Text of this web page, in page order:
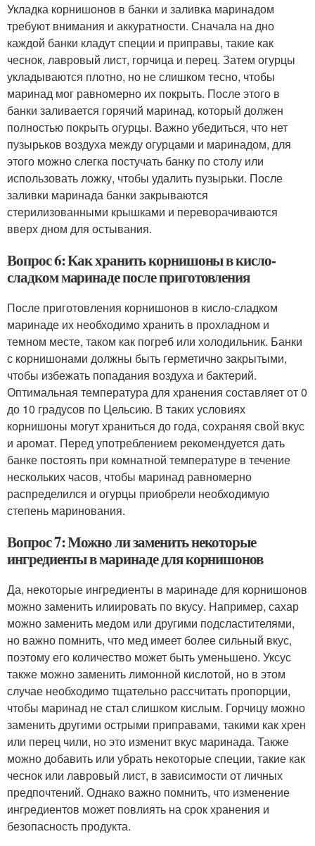
Укладка корнишонов в банки и заливка маринадом
требуют внимания и аккуратности. Сначала на дно
каждой банки кладут специи и приправы, такие как
чеснок, лавровый лист, горчица и перец. Затем огурцы
укладываются плотно, но не слишком тесно, чтобы
маринад мог равномерно их покрыть. После этого в
банки заливается горячий маринад, который должен
полностью покрыть огурцы. Важно убедиться, что нет
пузырьков воздуха между огурцами и маринадом, для
этого можно слегка постучать банку по столу или
использовать ложку, чтобы удалить пузырьки. После
заливки маринада банки закрываются
стерилизованными крышками и переворачиваются
вверх дном для остывания.
Вопрос 6: Как хранить корнишоны в кисло-
сладком маринаде после приготовления
После приготовления корнишонов в кисло-сладком
маринаде их необходимо хранить в прохладном и
темном месте, таком как погреб или холодильник. Банки
с корнишонами должны быть герметично закрытыми,
чтобы избежать попадания воздуха и бактерий.
Оптимальная температура для хранения составляет от 0
до 10 градусов по Цельсию. В таких условиях
корнишоны могут храниться до года, сохраняя свой вкус
и аромат. Перед употреблением рекомендуется дать
банке постоять при комнатной температуре в течение
нескольких часов, чтобы маринад равномерно
распределился и огурцы приобрели необходимую
степень маринования.
Вопрос 7: Можно ли заменить некоторые
ингредиенты в маринаде для корнишонов
Да, некоторые ингредиенты в маринаде для корнишонов
можно заменить илиировать по вкусу. Например, сахар
можно заменить медом или другими подсластителями,
но важно помнить, что мед имеет более сильный вкус,
поэтому его количество может быть уменьшено. Уксус
также можно заменить лимонной кислотой, но в этом
случае необходимо тщательно рассчитать пропорции,
чтобы маринад не стал слишком кислым. Горчицу можно
заменить другими острыми приправами, такими как хрен
или перец чили, но это изменит вкус маринада. Также
можно добавить или убрать некоторые специи, такие как
чеснок или лавровый лист, в зависимости от личных
предпочтений. Однако важно помнить, что изменение
ингредиентов может повлиять на срок хранения и
безопасность продукта.